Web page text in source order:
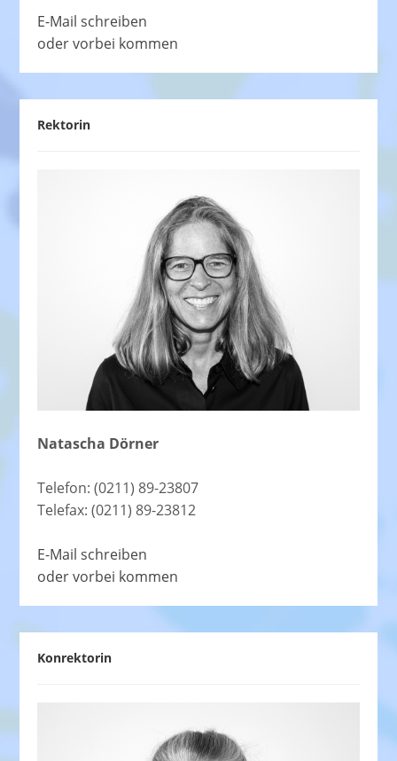
E-Mail schreiben
oder vorbei kommen
Rektorin
Natascha Dörner
Telefon: (0211) 89-23807
Telefax: (0211) 89-23812
E-Mail schreiben
oder vorbei kommen
Konrektorin